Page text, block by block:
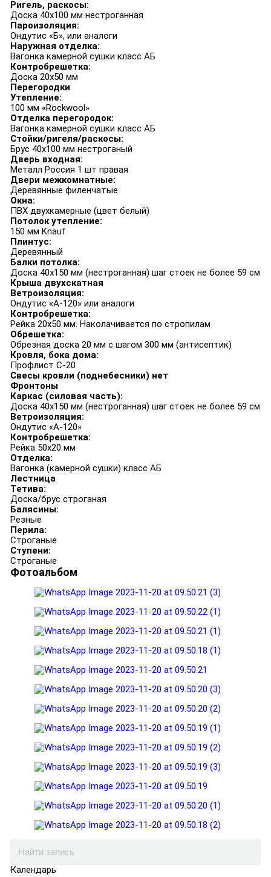
Ригель, раскосы:
Доска 40х100 мм нестроганная
Пароизоляция:
Ондутис «Б», или аналоги
Наружная отделка:
Вагонка камерной сушки класс АБ
Контробрешетка:
Доска 20х50 мм
Перегородки
Утепление:
100 мм «Rockwool»
Отделка перегородок:
Вагонка камерной сушки класс АБ
Стойки/ригеля/раскосы:
Брус 40х100 мм нестроганый
Дверь входная:
Металл Россия 1 шт правая
Двери межкомнатные:
Деревянные филенчатые
Окна:
ПВХ двухкамерные (цвет белый)
Потолок утепление:
150 мм Knauf
Плинтус:
Деревянный
Балки потолка:
Доска 40х150 мм (нестроганная) шаг стоек не более 59 см
Крыша двухскатная
Ветроизоляция:
Ондутис «А-120» или аналоги
Контробрешетка:
Рейка 20х50 мм. Наколачивается по стропилам
Обрешетка:
Обрезная доска 20 мм с шагом 300 мм (антисептик)
Кровля, бока дома:
Профлист С-20
Свесы кровли (поднебесники) нет
Фронтоны
Каркас (силовая часть):
Доска 40х150 мм (нестроганная) шаг стоек не более 59 см
Ветроизоляция:
Ондутис «А-120»
Контробрешетка:
Рейка 50х20 мм
Отделка:
Вагонка (камерной сушки) класс АБ
Лестница
Тетива:
Доска/брус строганая
Балясины:
Резные
Перила:
Строганые
Ступени:
Строганые
Фотоальбом
Календарь